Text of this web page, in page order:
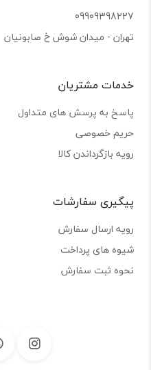
09909398227
تهران - میدان شوش خ صابونیان
خدمات مشتریان
پاسخ به پرسش های متداول
حریم خصوصی
رویه بازگرداندن کالا
پیگیری سفارشات
رویه ارسال سفارش
شیوه های پرداخت
نحوه ثبت سفارش